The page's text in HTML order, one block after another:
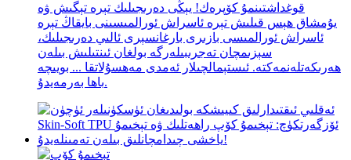
قوغداشتىنمۇ كۆپرەك! يېڭى دەرىجىلىك تېرە تېگىش ۋە
يۇمشاق ھېس قىلىش تېرە ئاسراش ئورالمىسىنى بايقاڭ تېرە
ئاسراش ئورالمىسى بازىرى بارغانسېرى ئالىي دەرىجىلىك،
سېزىمچان تەجرىبىلەرگە بولغان ئىنتىلىش بىلەن
ھەرىكەتلەنمەكتە. ئىستېمالچىلار ئەمدى مەھسۇلاتقا ... بويىچە
باھا بەرمەيدۇ.